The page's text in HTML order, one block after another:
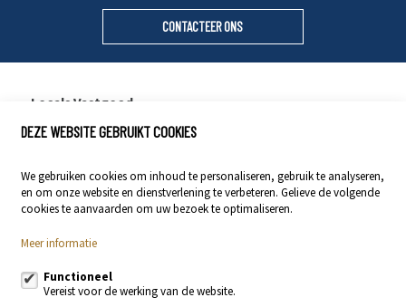
CONTACTEER ONS
Locals Vastgoed
Stationsstraat 29
054 23 53 83
info@localsvastgoed.be
Volg ons op:
DEZE WEBSITE GEBRUIKT COOKIES
We gebruiken cookies om inhoud te personaliseren, gebruik te analyseren,
en om onze website en dienstverlening te verbeteren. Gelieve de volgende
cookies te aanvaarden om uw bezoek te optimaliseren.
Meer informatie
Functioneel
Vereist voor de werking van de website.